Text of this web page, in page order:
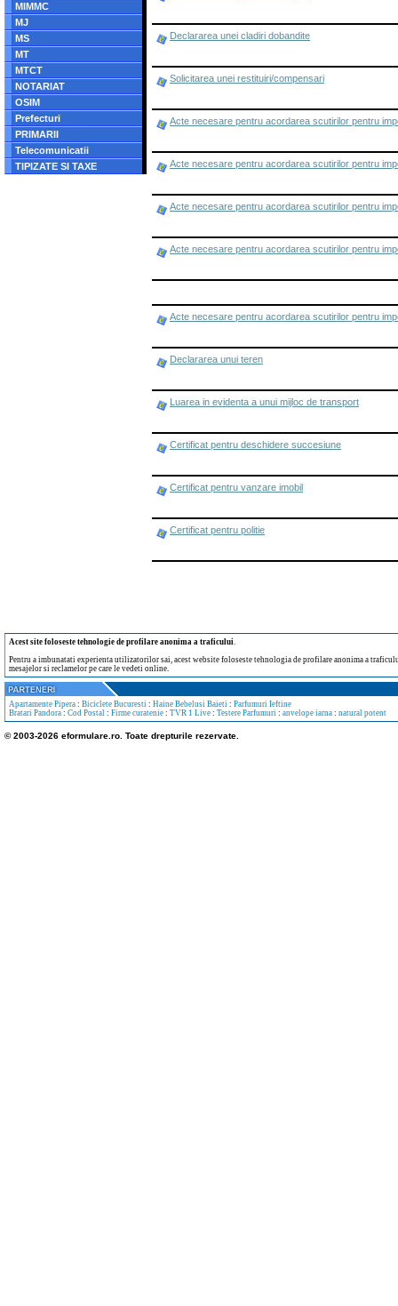
MIMMC
MJ
MS
MT
MTCT
NOTARIAT
OSIM
Prefecturi
PRIMARII
Telecomunicatii
TIPIZATE SI TAXE
Declararea unei cladiri dobandite
Solicitarea unei restituiri/compensari
Acte necesare pentru acordarea scutirilor pentru
Acte necesare pentru acordarea scutirilor pentru
Acte necesare pentru acordarea scutirilor pentru
Acte necesare pentru acordarea scutirilor pentru
Acte necesare pentru acordarea scutirilor pentru
Declararea unui teren
Luarea in evidenta a unui mijloc de transport
Certificat pentru deschidere succesiune
Certificat pentru vanzare imobil
Certificat pentru politie
Acest site foloseste tehnologie de profilare anonima a traficului.
Pentru a imbunatati experienta utilizatorilor sai, acest website foloseste tehnologia de profilare anonima a
mesajelor si reclamelor pe care le vedeti online.
Apartamente Pipera : Biciclete Bucuresti : Haine Bebelusi Baieti : Parfumuri Ieftine
Bratari Pandora : Cod Postal : Firme curatenie : TVR 1 Live : Testere Parfumuri : anvelope iarna : natural potent
© 2003-2026 eformulare.ro. Toate drepturile rezervate.